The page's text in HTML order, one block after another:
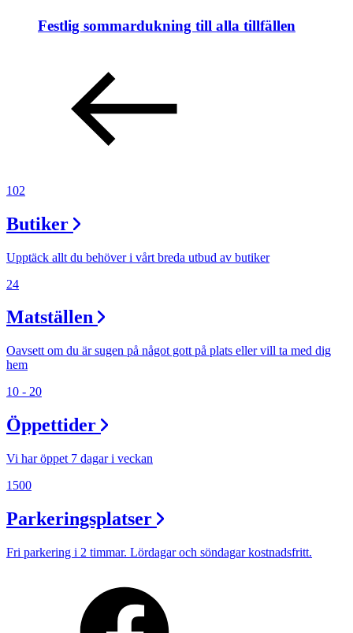
Festlig sommardukning till alla tillfällen
102
Butiker
Upptäck allt du behöver i vårt breda utbud av butiker
24
Matställen
Oavsett om du är sugen på något gott på plats eller vill ta med dig
hem
10 - 20
Öppettider
Vi har öppet 7 dagar i veckan
1500
Parkeringsplatser
Fri parkering i 2 timmar. Lördagar och söndagar kostnadsfritt.